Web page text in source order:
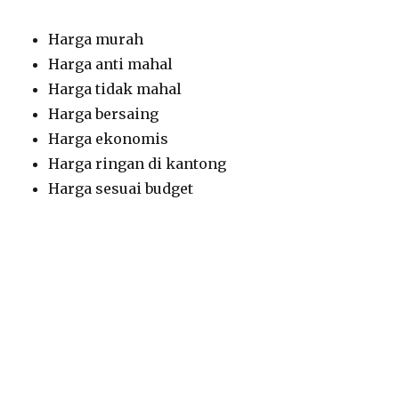
Harga murah
Harga anti mahal
Harga tidak mahal
Harga bersaing
Harga ekonomis
Harga ringan di kantong
Harga sesuai budget